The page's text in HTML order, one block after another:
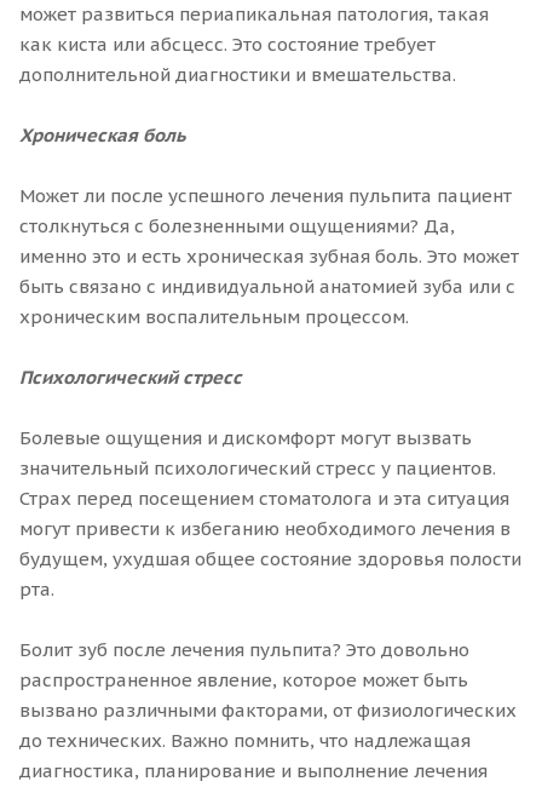
может развиться периапикальная патология, такая
как киста или абсцесс. Это состояние требует
дополнительной диагностики и вмешательства.
Хроническая боль
Может ли после успешного лечения пульпита пациент
столкнуться с болезненными ощущениями? Да,
именно это и есть хроническая зубная боль. Это может
быть связано с индивидуальной анатомией зуба или с
хроническим воспалительным процессом.
Психологический стресс
Болевые ощущения и дискомфорт могут вызвать
значительный психологический стресс у пациентов.
Страх перед посещением стоматолога и эта ситуация
могут привести к избеганию необходимого лечения в
будущем, ухудшая общее состояние здоровья полости
рта.
Болит зуб после лечения пульпита? Это довольно
распространенное явление, которое может быть
вызвано различными факторами, от физиологических
до технических. Важно помнить, что надлежащая
диагностика, планирование и выполнение лечения